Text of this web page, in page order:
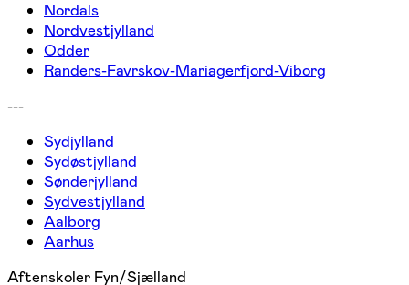
Nordals
Nordvestjylland
Odder
Randers-Favrskov-Mariagerfjord-Viborg
---
Sydjylland
Sydøstjylland
Sønderjylland
Sydvestjylland
Aalborg
Aarhus
Aftenskoler Fyn/Sjælland